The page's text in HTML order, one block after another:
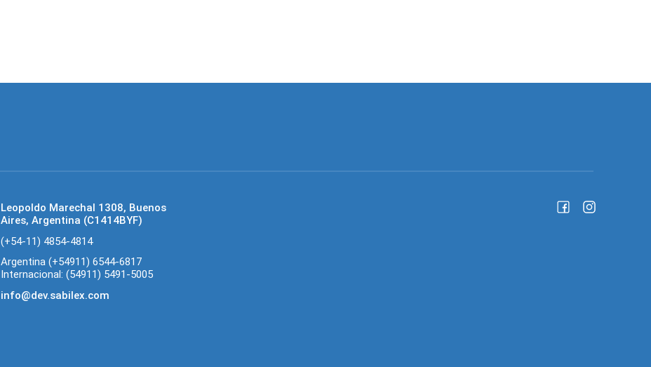
Leopoldo Marechal 1308, Buenos
Aires, Argentina (C1414BYF)
(+54-11) 4854-4814
Argentina (+54911) 6544-6817
Internacional: (54911) 5491-5005
info@dev.sabilex.com